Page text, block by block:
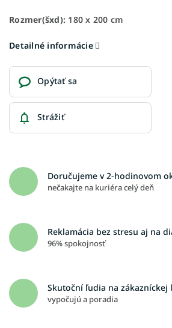
Rozmer(šxd): 180 x 200 cm
Detailné informácie
Opýtať sa
Strážiť
Doručujeme v 2-hodinovom
nečakajte na kuriéra celý deň
Reklamácia bez stresu aj na
96% spokojnosť
Skutoční ľudia na zákazníckej
vypočujú a poradia